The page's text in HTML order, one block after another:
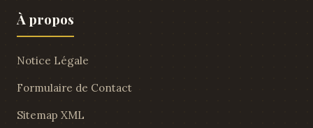
À propos
Notice Légale
Formulaire de Contact
Sitemap XML